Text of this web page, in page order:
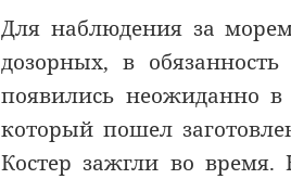
Для наблюдения за
дозорных, в
появились неожиданно
который пошел
Костер зажгли во время.